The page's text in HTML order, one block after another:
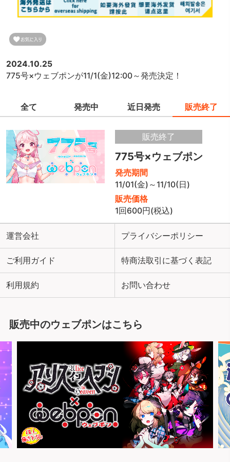
2024.10.25
775号×ウェブポンが11/1(金)12:00～発売決定！
全て 発売中 近日発売 販売終了
販売終了
775号×ウェブポン
発売期間
11/01(金)～11/10(日)
販売価格
1回600円(税込)
運営会社 プライバシーポリシー
ご利用ガイド 特商法取引に基づく表記
利用規約 お問い合わせ
販売中のウェブポンはこちら